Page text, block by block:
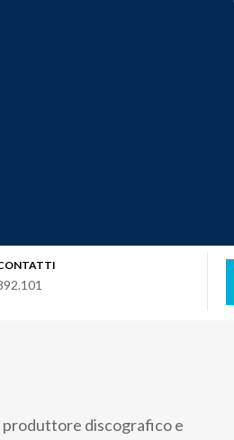
produttore discografico e